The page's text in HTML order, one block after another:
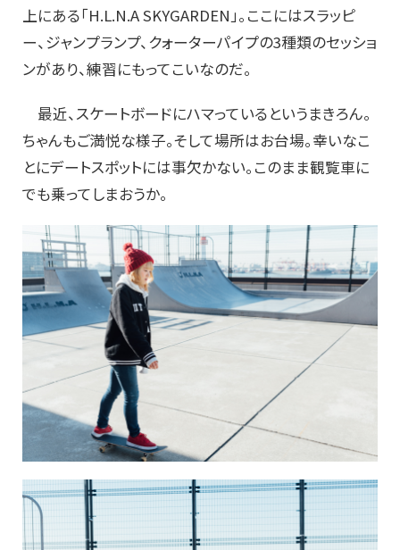
上にある「H.L.N.A SKYGARDEN」。ここにはスラッピ
ー、ジャンプランプ、クォーターパイプの3種類のセッショ
ンがあり、練習にもってこいなのだ。
最近、スケートボードにハマっているというまきろん。
ちゃんもご満悦な様子。そして場所はお台場。幸いなこ
とにデートスポットには事欠かない。このまま観覧車に
でも乗ってしまおうか。